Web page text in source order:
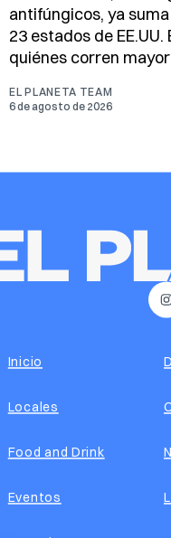
antifúngicos, ya
23 estados de
quiénes corren
EL PLANETA TEAM
6 de agosto de 2026
Inicio
Locales
Food and Drink
Eventos